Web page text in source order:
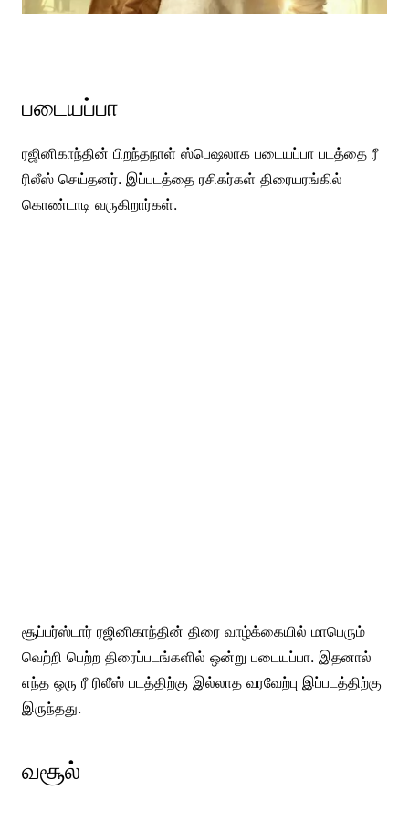
படையப்பா
ரஜினிகாந்தின் பிறந்தநாள் ஸ்பெஷலாக படையப்பா படத்தை ரீ
ரிலீஸ் செய்தனர். இப்படத்தை ரசிகர்கள் திரையரங்கில்
கொண்டாடி வருகிறார்கள்.
சூப்பர்ஸ்டார் ரஜினிகாந்தின் திரை வாழ்க்கையில் மாபெரும்
வெற்றி பெற்ற திரைப்படங்களில் ஒன்று படையப்பா. இதனால்
எந்த ஒரு ரீ ரிலீஸ் படத்திற்கு இல்லாத வரவேற்பு இப்படத்திற்கு
இருந்தது.
வசூல்